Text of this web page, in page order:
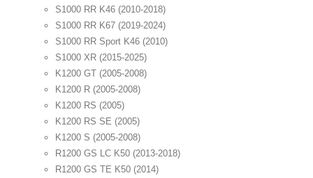
S1000 RR K46 (2010-2018)
S1000 RR K67 (2019-2024)
S1000 RR Sport K46 (2010)
S1000 XR (2015-2025)
K1200 GT (2005-2008)
K1200 R (2005-2008)
K1200 RS (2005)
K1200 RS SE (2005)
K1200 S (2005-2008)
R1200 GS LC K50 (2013-2018)
R1200 GS TE K50 (2014)